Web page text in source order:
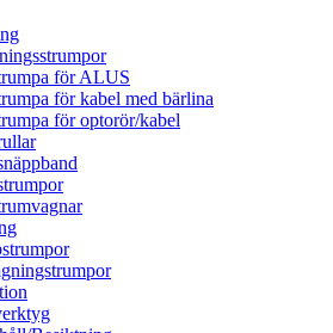
för ALUS
för kabel med bärlina
för optorör/kabel